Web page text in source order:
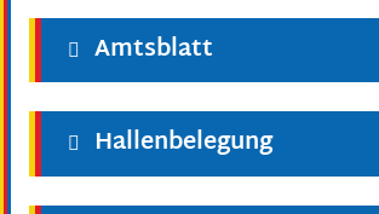
Amtsblatt
Hallenbelegung